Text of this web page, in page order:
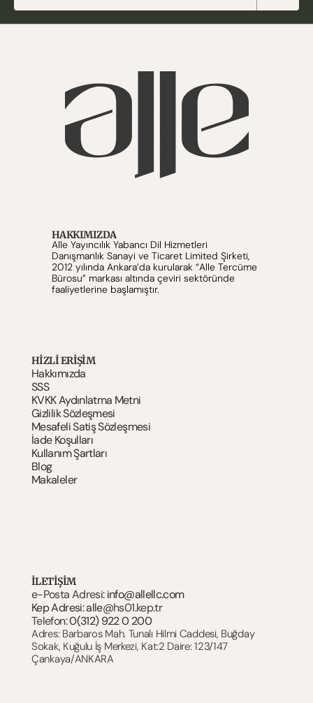
HAKKIMIZDA
Alle Yayıncılık Yabancı Dil Hizmetleri
Danışmanlık Sanayi ve Ticaret Limited Şirketi,
2012 yılında Ankara’da kurularak “Alle Tercüme
Bürosu” markası altında çeviri sektöründe
faaliyetlerine başlamıştır.
HIZLI ERİŞİM
Hakkımızda
SSS
KVKK Aydınlatma Metni
Gizlilik Sözleşmesi
Mesafeli Satiş Sözleşmesi
İade Koşulları
Kullanım Şartları
Blog
Makaleler
İLETİŞİM
e-Posta Adresi: info@allellc.com
Kep Adresi: alle@hs01.kep.tr
Telefon: 0(312) 922 0 200
Adres: Barbaros Mah. Tunalı Hilmi Caddesi, Buğday
Sokak, Kuğulu İş Merkezi, Kat:2 Daire: 123/147
Çankaya/ANKARA